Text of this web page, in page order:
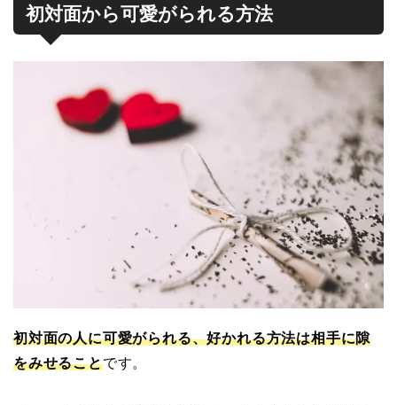
初対面から可愛がられる方法
初対面の人に可愛がられる、好かれる方法は相手に隙
をみせることです。